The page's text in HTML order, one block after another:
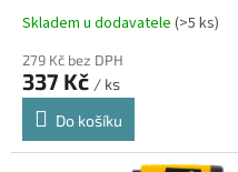
Skladem u dodavatele (>5 ks)
279 Kč bez DPH
337 Kč / ks
Do košíku